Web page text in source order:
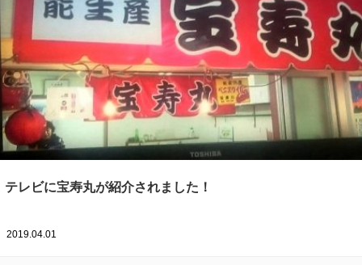
テレビに宝寿丸が紹介されました！
2019.04.01